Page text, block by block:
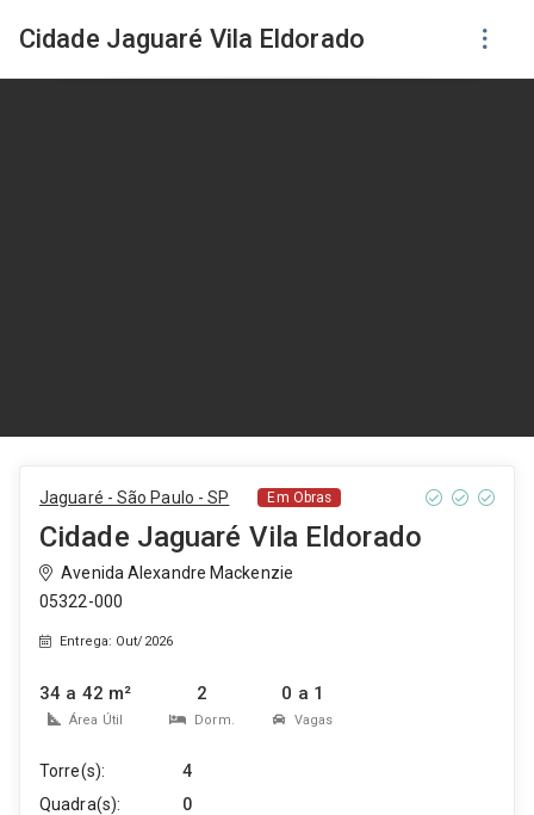
Cidade Jaguaré Vila Eldorado
Jaguaré - São Paulo - SP Em Obras
Cidade Jaguaré Vila Eldorado
Avenida Alexandre Mackenzie
05322-000
Entrega: Out/2026
34 a 42 m²
Área Útil
2
Dorm.
0 a 1
Vagas
Torre(s):
4
Quadra(s):
0